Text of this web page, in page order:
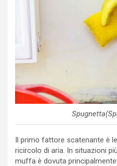
Il primo fattore scatenante è
ricircolo di aria. In situazioni
muffa è dovuta